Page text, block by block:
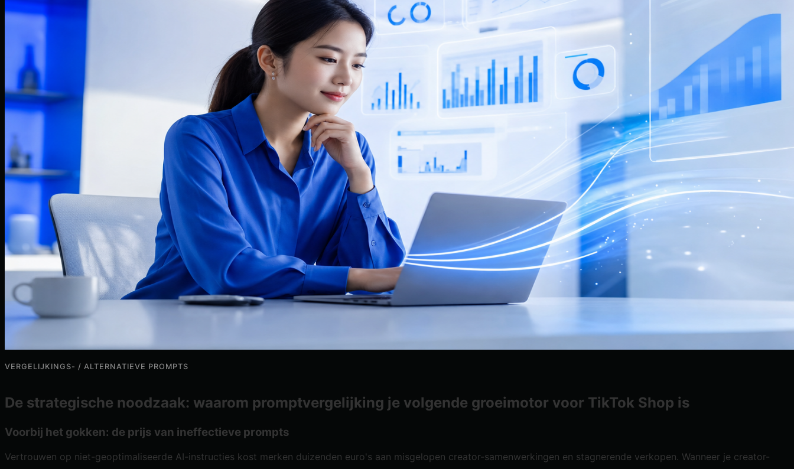
VERGELIJKINGS- / ALTERNATIEVE PROMPTS
De strategische noodzaak: waarom promptvergelijking je volgende groeimotor voor TikTok Shop is
Voorbij het gokken: de prijs van ineffectieve prompts
Vertrouwen op niet-geoptimaliseerde AI-instructies kost merken duizenden euro's aan misgelopen creator-samenwerkingen en stagnerende verkopen. Wanneer je creator-